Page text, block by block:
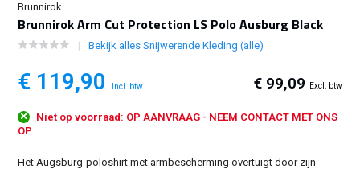
Brunnirok
Brunnirok Arm Cut Protection LS Polo Ausburg Black
Bekijk alles Snijwerende Kleding (alle)
€ 119,90 Incl. btw € 99,09 Excl. btw
Niet op voorraad: OP AANVRAAG - NEEM CONTACT MET ONS
OP
Het Augsburg-poloshirt met armbescherming overtuigt door zijn